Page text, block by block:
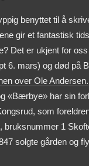
benyttet til å
gir et fantastisk
Det er ukjent for
6. mars) og død på
over Ole Andersen.
«Bærbye» har sin
som
1
solgte gården og